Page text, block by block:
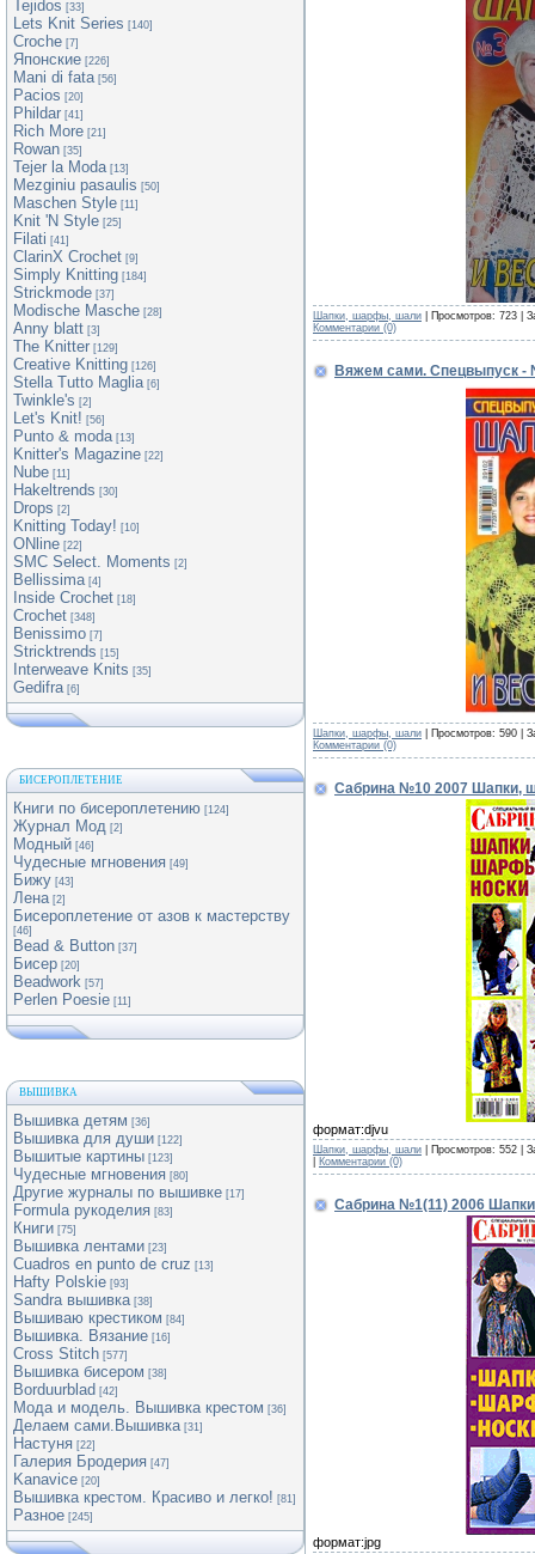
Tejidos [33]
Lets Knit Series [140]
Croche [7]
Японские [226]
Mani di fata [56]
Pacios [20]
Phildar [41]
Rich More [21]
Rowan [35]
Tejer la Moda [13]
Mezginiu pasaulis [50]
Maschen Style [11]
Knit 'N Style [25]
Filati [41]
ClarinX Crochet [9]
Simply Knitting [184]
Strickmode [37]
Modische Masche [28]
Anny blatt [3]
The Knitter [129]
Creative Knitting [126]
Stella Tutto Maglia [6]
Twinkle's [2]
Let's Knit! [56]
Punto & moda [13]
Knitter's Magazine [22]
Nube [11]
Hakeltrends [30]
Drops [2]
Knitting Today! [10]
ONline [22]
SMC Select. Moments [2]
Bellissima [4]
Inside Crochet [18]
Crochet [348]
Benissimo [7]
Stricktrends [15]
Interweave Knits [35]
Gedifra [6]
БИСЕРОПЛЕТЕНИЕ
Книги по бисероплетению [124]
Журнал Мод [2]
Модный [46]
Чудесные мгновения [49]
Бижу [43]
Лена [2]
Бисероплетение от азов к мастерству
[46]
Bead & Button [37]
Бисер [20]
Beadwork [57]
Perlen Poesie [11]
ВЫШИВКА
Вышивка детям [36]
Вышивка для души [122]
Вышитые картины [123]
Чудесные мгновения [80]
Другие журналы по вышивке [17]
Formula рукоделия [83]
Книги [75]
Вышивка лентами [23]
Cuadros en punto de cruz [13]
Hafty Polskie [93]
Sandra вышивка [38]
Вышиваю крестиком [84]
Вышивка. Вязание [16]
Cross Stitch [577]
Вышивка бисером [38]
Borduurblad [42]
Мода и модель. Вышивка крестом [36]
Делаем сами.Вышивка [31]
Настуня [22]
Галерия Бродерия [47]
Kanavice [20]
Вышивка крестом. Красиво и легко! [81]
Разное [245]
Шапки, шарфы, шали | Просмотров: 723 |
Комментарии (0)
Вяжем сами. Спецвыпуск -
Шапки, шарфы, шали | Просмотров: 590 |
Комментарии (0)
Сабрина №10 2007 Шапки,
формат:djvu
Шапки, шарфы, шали | Просмотров: 552 |
Комментарии (0)
Сабрина №1(11) 2006
формат:jpg